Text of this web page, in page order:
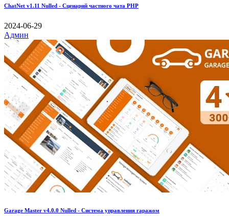
ChatNet v1.11 Nulled - Сценарий частного чата PHP
2024-06-29
Админ
Garage Master v4.0.0 Nulled - Система управления гаражом